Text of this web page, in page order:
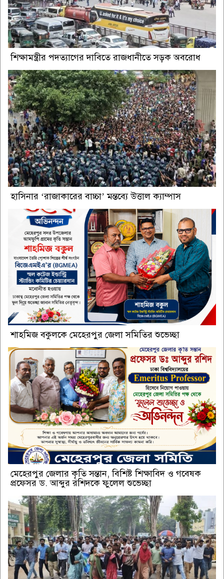
শিক্ষামন্ত্রীর পদত্যাগের দাবিতে রাজধানীতে সড়ক অবরোধ
হাসিনার ‘রাজাকারের বাচ্চা’ মন্তব্যে উত্তাল ক্যাম্পাস
শাহমিজ বকুলকে মেহেরপুর জেলা সমিতির শুভেচ্ছা
মেহেরপুর জেলার কৃতি সন্তান, বিশিষ্ট শিক্ষাবিদ ও গবেষক
প্রফেসর ড. আব্দুর রশিদকে ফুলেল শুভেচ্ছা